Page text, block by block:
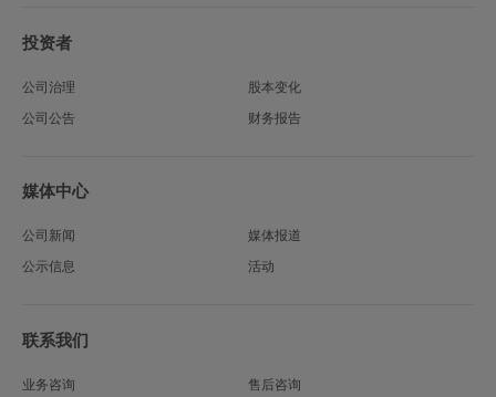
投资者
公司治理
股本变化
公司公告
财务报告
媒体中心
公司新闻
媒体报道
公示信息
活动
联系我们
业务咨询
售后咨询